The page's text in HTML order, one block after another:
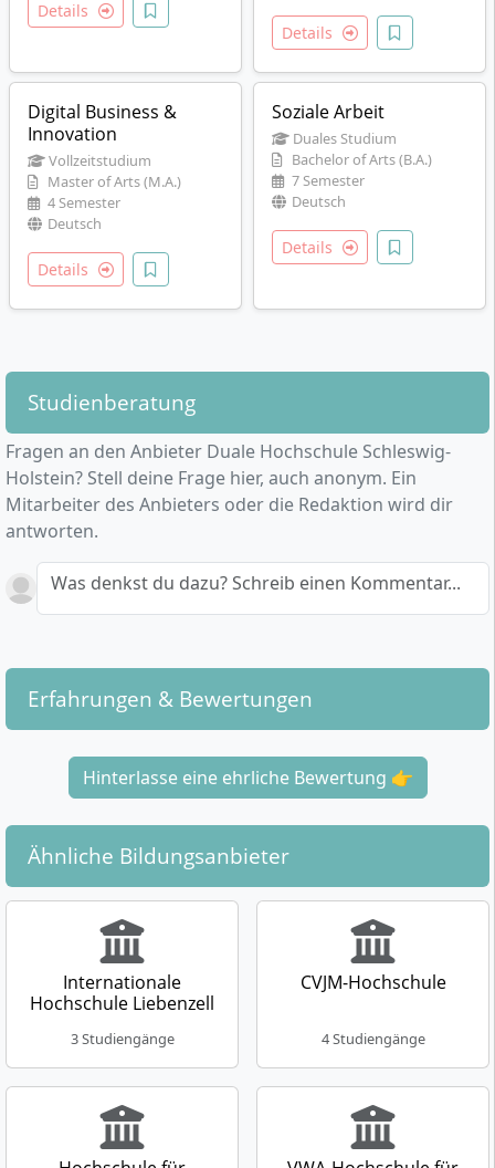
Studienberatung
Fragen an den Anbieter Duale Hochschule Schleswig-
Holstein? Stell deine Frage hier, auch anonym. Ein
Mitarbeiter des Anbieters oder die Redaktion wird dir
antworten.
Was denkst du dazu? Schreib einen Kommentar...
Erfahrungen & Bewertungen
Hinterlasse eine ehrliche Bewertung 👉
Ähnliche Bildungsanbieter
Internationale
Hochschule Liebenzell
3 Studiengänge
CVJM-Hochschule
4 Studiengänge
Details
Details
Digital Business &
Innovation
Vollzeitstudium
Master of Arts (M.A.)
4 Semester
Deutsch
Details
Soziale Arbeit
Duales Studium
Bachelor of Arts (B.A.)
7 Semester
Deutsch
Details